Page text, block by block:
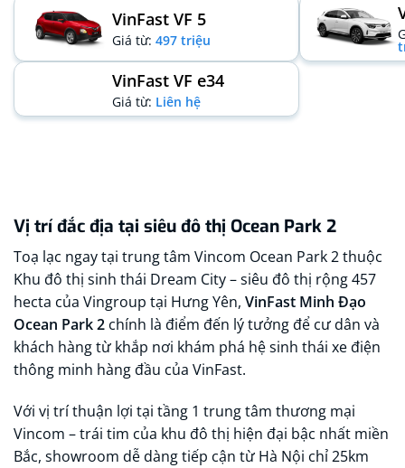
VinFast VF 5
Giá từ: 497 triệu
VinFast VF e34
Giá từ: Liên hệ
Vị trí đắc địa tại siêu đô thị Ocean Park 2
Toạ lạc ngay tại trung tâm Vincom Ocean Park 2 thuộc
Khu đô thị sinh thái Dream City – siêu đô thị rộng 457
hecta của Vingroup tại Hưng Yên, VinFast Minh Đạo
Ocean Park 2 chính là điểm đến lý tưởng để cư dân và
khách hàng từ khắp nơi khám phá hệ sinh thái xe điện
thông minh hàng đầu của VinFast.​
Với vị trí thuận lợi tại tầng 1 trung tâm thương mại
Vincom – trái tim của khu đô thị hiện đại bậc nhất miền
Bắc, showroom dễ dàng tiếp cận từ Hà Nội chỉ 25km